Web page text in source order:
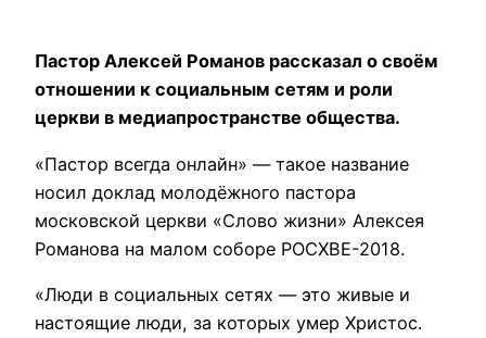
Пастор Алексей Романов рассказал о своём
отношении к социальным сетям и роли
церкви в медиапространстве общества.
«Пастор всегда онлайн» — такое название
носил доклад молодёжного пастора
московской церкви «Слово жизни» Алексея
Романова на малом соборе РОСХВЕ-2018.
«Люди в социальных сетях — это живые и
настоящие люди, за которых умер Христос.